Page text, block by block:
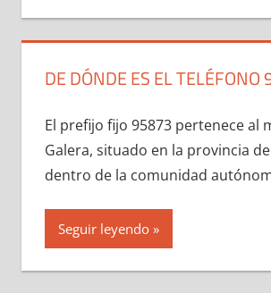
DE DÓNDE ES EL
El prefijo fijo 95873 pertenece al
Galera, situado en la provincia
dentro dе la comunidad
Seguir leyendo